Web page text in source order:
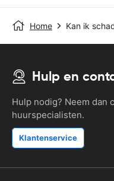
Home Kan ik
Hulp en
Hulp nodig? Neem dan
huurspecialisten.
Klantenservice